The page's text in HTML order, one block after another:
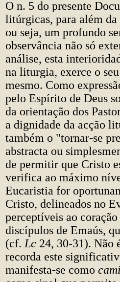
O n. 5 do presente
litúrgicas, para além
ou seja, um profundo
observância não só
análise, esta
na liturgia, exerce o
mesmo. Como
pelo Espírito de Deus
da orientação dos
a dignidade da acção
também o "tornar-se
abstracta ou
de permitir que Cristo
verifica ao máximo
Eucaristia for
Cristo, delineados no
perceptíveis ao
discípulos de Emaús,
(cf. Lc 24, 30-31). Não
recorda este
manifesta-se como